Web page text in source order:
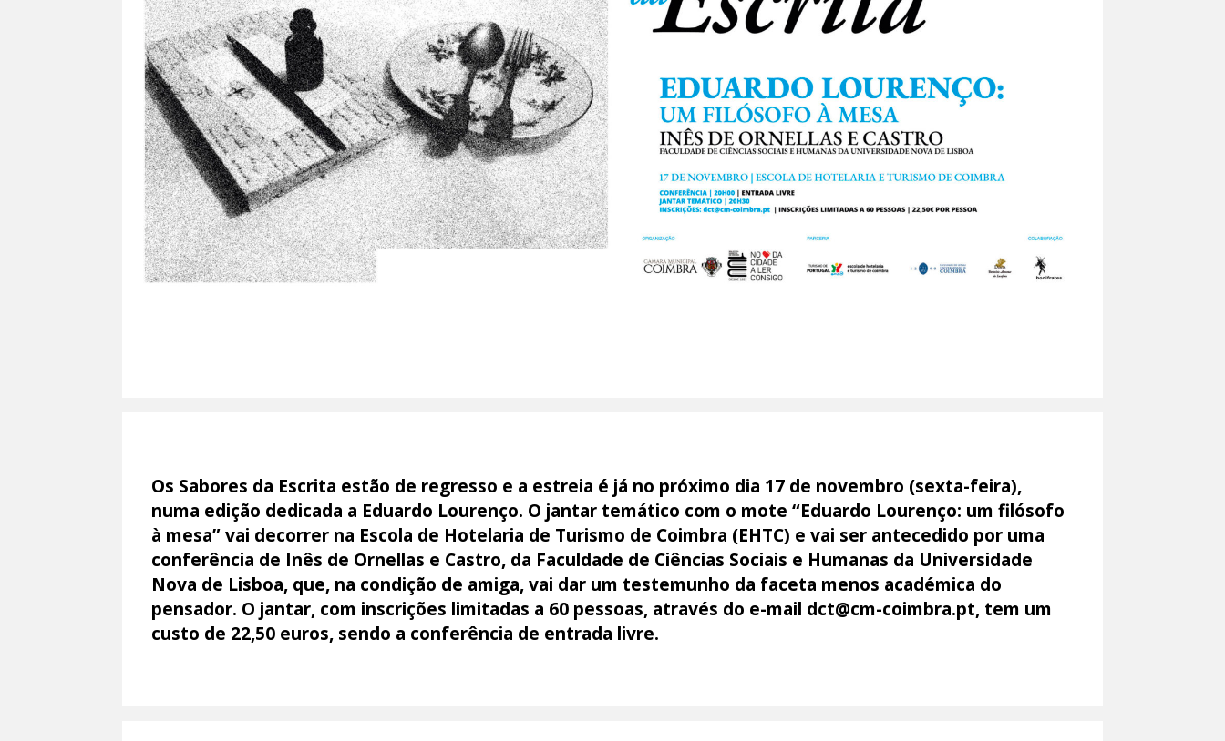
Os Sabores da Escrita estão de regresso e a estreia é já no próximo dia 17 de novembro (sexta-feira),
numa edição dedicada a Eduardo Lourenço. O jantar temático com o mote “Eduardo Lourenço: um filósofo
à mesa” vai decorrer na Escola de Hotelaria de Turismo de Coimbra (EHTC) e vai ser antecedido por uma
conferência de Inês de Ornellas e Castro, da Faculdade de Ciências Sociais e Humanas da Universidade
Nova de Lisboa, que, na condição de amiga, vai dar um testemunho da faceta menos académica do
pensador. O jantar, com inscrições limitadas a 60 pessoas, através do e-mail dct@cm-coimbra.pt, tem um
custo de 22,50 euros, sendo a conferência de entrada livre.